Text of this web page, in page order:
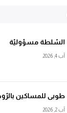
السّلطة مسؤوليّة
آب 4, 2026
طوبى للمساكين
آب 2, 2026